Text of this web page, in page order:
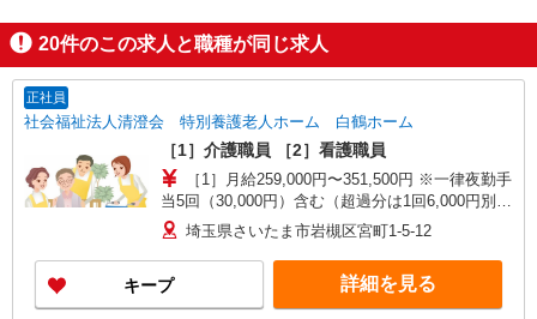
20件のこの求人と職種が同じ求人
正社員
社会福祉法人清澄会 特別養護老人ホーム 白鶴ホーム
［1］介護職員 ［2］看護職員
［1］月給259,000円〜351,500円 ※一律夜勤手
当5回（30,000円）含む（超過分は1回6,000円別途
支給） ※下記一律処遇支援手当含む ■10年以上介
護経験のある介護福祉士 月額74,500円 ■その他
の方 月額61,000円 ［2］月給267,250円〜
281,250円 ※一律処遇支援手当24,250円・職務手
当（オンコール）含む ※別途、資格手当等あり ※
埼玉県さいたま市岩槻区宮町1-5-12
キープ 詳細を見る